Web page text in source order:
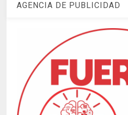
AGENCIA DE PUBLICIDAD